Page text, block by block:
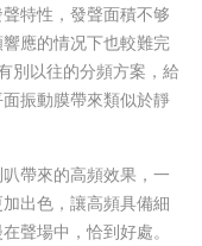
特性，發聲面積不够
應的情况下也較難完
別以往的分頻方案，給
振動膜帶來類似於靜
帶來的高頻效果，一
出色，讓高頻具備細
聲場中，恰到好處。